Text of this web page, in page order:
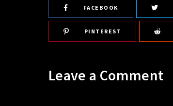
FACEBOOK
PINTEREST
Leave a Comment